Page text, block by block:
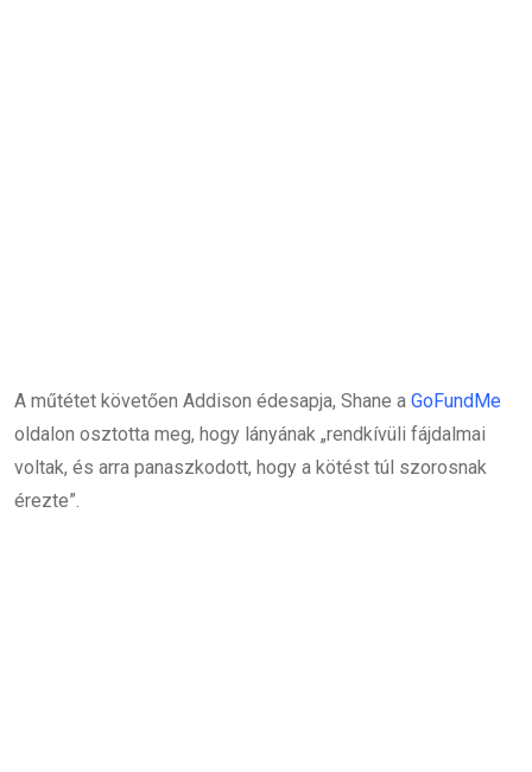
A műtétet követően Addison édesapja, Shane a GoFundMe
oldalon osztotta meg, hogy lányának „rendkívüli fájdalmai
voltak, és arra panaszkodott, hogy a kötést túl szorosnak
érezte”.